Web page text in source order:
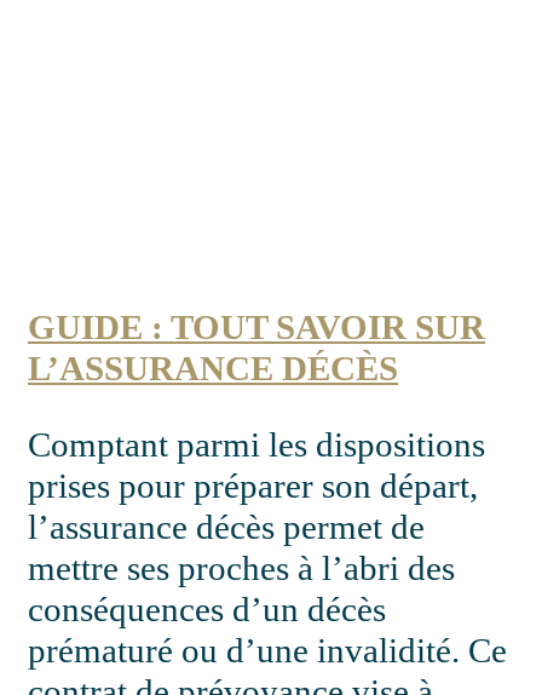
GUIDE : TOUT SAVOIR SUR
L’ASSURANCE DÉCÈS
Comptant parmi les dispositions
prises pour préparer son départ,
l’assurance décès permet de
mettre ses proches à l’abri des
conséquences d’un décès
prématuré ou d’une invalidité. Ce